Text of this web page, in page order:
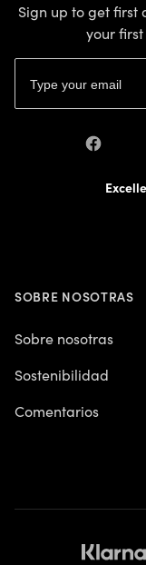
Sign up to get first
your
Facebook
SOBRE NOSOTRAS
Sobre nosotras
Sostenibilidad
Comentarios